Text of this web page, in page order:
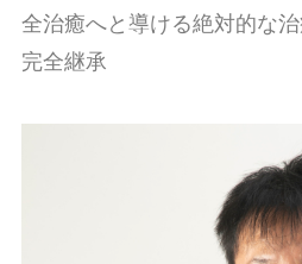
全治癒へと導ける絶対的な
完全継承